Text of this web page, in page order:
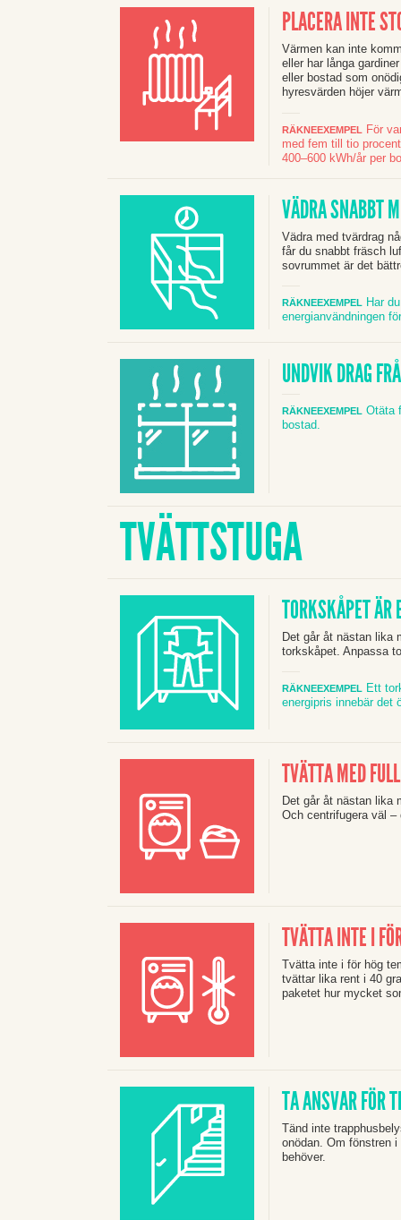
PLACERA INTE
Värmen kan inte
eller har långa
eller bostad som
hyresvärden höjer
RÄKNEEXEMPEL För
med fem till tio
400–600 kWh/år per
VÄDRA SNABBT
Vädra med tvärdrag
får du snabbt fräsch
sovrummet är det
RÄKNEEXEMPELHar du
energianvändningen
UNDVIK DRAG
RÄKNEEXEMPELOtäta
bostad.
TVÄTTSTUGA
TORKSKÅPET ÄR
Det går åt nästan lika
torkskåpet. Anpassa
RÄKNEEXEMPELEtt
energipris innebär det
TVÄTTA MED
Det går åt nästan lika
Och centrifugera väl –
TVÄTTA INTE I
Tvätta inte i för hög
tvättar lika rent i 40
paketet hur mycket
TA ANSVAR FÖR
Tänd inte
onödan. Om fönstren
behöver.